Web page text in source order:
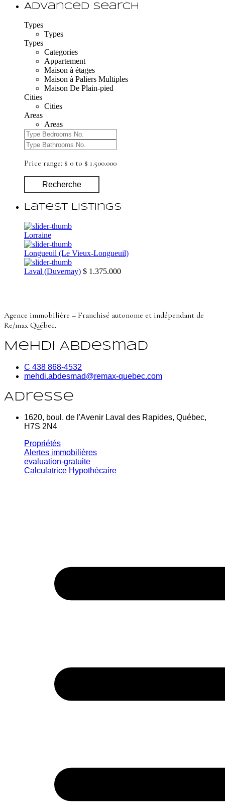
Advanced Search
Types
Types
Types
Categories
Appartement
Maison à étages
Maison à Paliers Multiples
Maison De Plain-pied
Cities
Cities
Areas
Areas
Price range: $ 0 to $ 1.500.000
Recherche
Latest Listings
Lorraine
Longueuil (Le Vieux-Longueuil)
Laval (Duvernay) $ 1.375.000
Agence immobilière – Franchisé autonome et indépendant de
Re/max Québec.
Mehdi Abdesmad
C 438 868-4532
mehdi.abdesmad@remax-quebec.com
Adresse
1620, boul. de l'Avenir Laval des Rapides, Québec,
H7S 2N4
Propriétés
Alertes immobilières
evaluation-gratuite
Calculatrice Hypothécaire